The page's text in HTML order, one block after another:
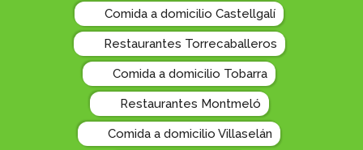
Comida a domicilio Castellgalí
Restaurantes Torrecaballeros
Comida a domicilio Tobarra
Restaurantes Montmeló
Comida a domicilio Villaselán